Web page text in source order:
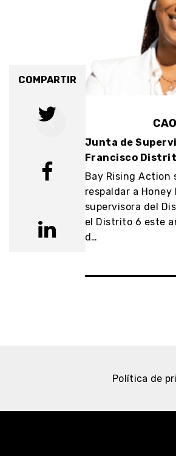
COMPARTIR
que p…
Junta de
Francisco
Bay Rising Action
respaldar a Honey
supervisora del
el Distrito 6 este
d…
Política de